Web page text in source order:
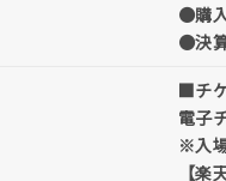
●購
●決
■チ
電子
※入
【